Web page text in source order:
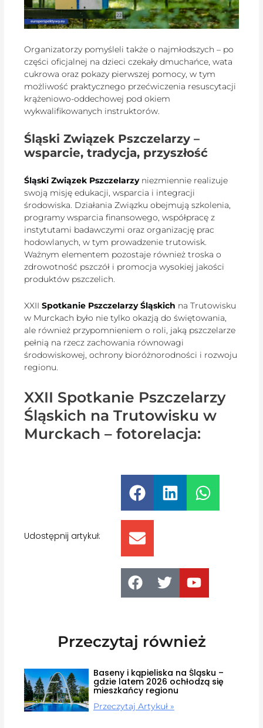
Organizatorzy pomyśleli także o najmłodszych – po
części oficjalnej na dzieci czekały dmuchańce, wata
cukrowa oraz pokazy pierwszej pomocy, w tym
możliwość praktycznego przećwiczenia resuscytacji
krążeniowo-oddechowej pod okiem
wykwalifikowanych instruktorów.
Śląski Związek Pszczelarzy –
wsparcie, tradycja, przyszłość
Śląski Związek Pszczelarzyniezmiennie realizuje
swoją misję edukacji, wsparcia i integracji
środowiska. Działania Związku obejmują szkolenia,
programy wsparcia finansowego, współpracę z
instytutami badawczymi oraz organizację prac
hodowlanych, w tym prowadzenie trutowisk.
Ważnym elementem pozostaje również troska o
zdrowotność pszczół i promocja wysokiej jakości
produktów pszczelich.
XXIISpotkanie Pszczelarzy Śląskich na Trutowisku
w Murckach było nie tylko okazją do świętowania,
ale również przypomnieniem o roli, jaką pszczelarze
pełnią na rzecz zachowania równowagi
środowiskowej, ochrony bioróżnorodności i rozwoju
regionu.
XXII Spotkanie Pszczelarzy
Śląskich na Trutowisku w
Murckach – fotorelacja:
Udostępnij artykuł:
Przeczytaj również
Baseny i kąpieliska na Śląsku –
gdzie latem 2026 ochłodzą się
mieszkańcy regionu
Przeczytaj Artykuł »